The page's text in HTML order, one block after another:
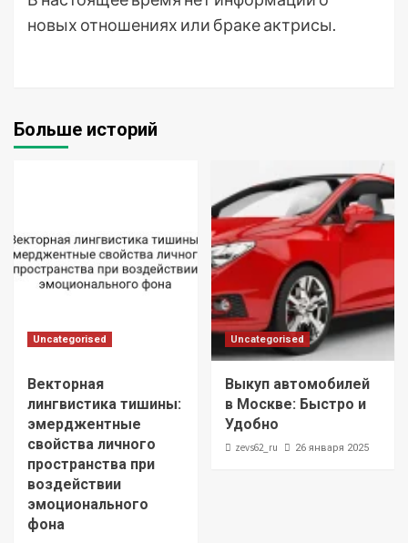
новых отношениях или браке актрисы.
Больше историй
Uncategorised
Векторная
лингвистика тишины:
эмерджентные
свойства личного
пространства при
воздействии
эмоционального
фона
Uncategorised
Выкуп автомобилей
в Москве: Быстро и
Удобно
zevs62_ru 26 января 2025